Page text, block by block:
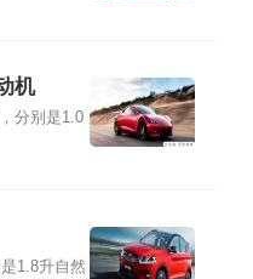
机
分别是1.0
1.8升自然